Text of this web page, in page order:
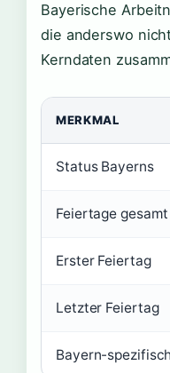
Bayerische
die anderswo
Kerndaten
MERKMAL
Status Bayerns
Feiertage
Erster Feiertag
Letzter Feiertag
Bayern-spezifisch